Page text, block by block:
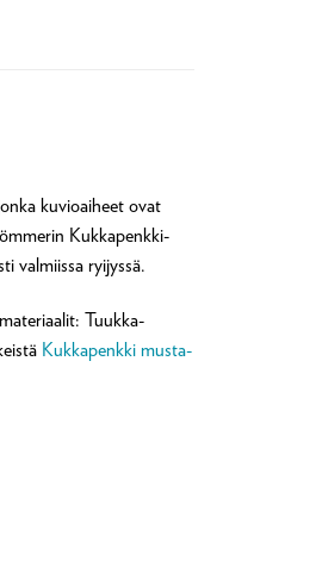
kuvioaiheet ovat
Kukkapenkki-
valmiissa ryijyssä.
Tuukka-
Kukkapenkki musta-